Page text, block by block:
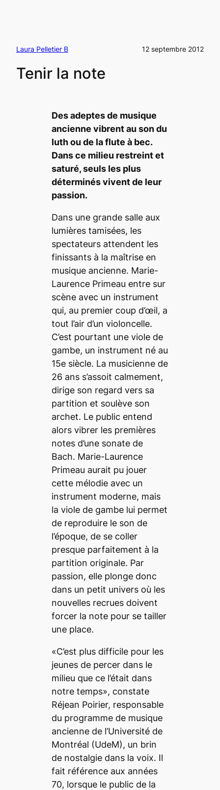
Laura Pelletier B 12 septembre 2012
Tenir la note
Des adeptes de musique
ancienne vibrent au son du
luth ou de la flute à bec.
Dans ce milieu restreint et
saturé, seuls les plus
déterminés vivent de leur
passion.
Dans une grande salle aux
lumières tamisées, les
spectateurs attendent les
finissants à la maîtrise en
musique ancienne. Marie-
Laurence Primeau entre sur
scène avec un instrument
qui, au premier coup d’œil, a
tout l’air d’un violoncelle.
C’est pourtant une viole de
gambe, un instrument né au
15e siècle. La musicienne de
26 ans s’assoit calmement,
dirige son regard vers sa
partition et soulève son
archet. Le public entend
alors vibrer les premières
notes d’une sonate de
Bach. Marie-Laurence
Primeau aurait pu jouer
cette mélodie avec un
instrument moderne, mais
la viole de gambe lui permet
de reproduire le son de
l’époque, de se coller
presque parfaitement à la
partition originale. Par
passion, elle plonge donc
dans un petit univers où les
nouvelles recrues doivent
forcer la note pour se tailler
une place.
«C’est plus difficile pour les
jeunes de percer dans le
milieu que ce l’était dans
notre temps», constate
Réjean Poirier, responsable
du programme de musique
ancienne de l’Université de
Montréal (UdeM), un brin
de nostalgie dans la voix. Il
fait référence aux années
70, lorsque le public de la